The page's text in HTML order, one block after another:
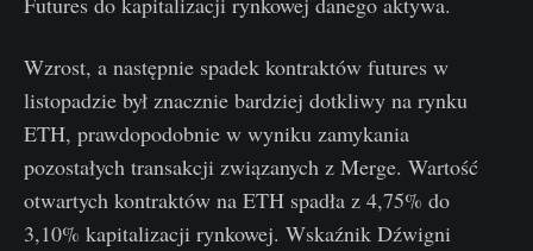
Wzrost, a następnie spadek kontraktów futures w
listopadzie był znacznie bardziej dotkliwy na rynku
ETH, prawdopodobnie w wyniku zamykania
pozostałych transakcji związanych z Merge. Wartość
otwartych kontraktów na ETH spadła z 4,75% do
3,10% kapitalizacji rynkowej. Wskaźnik Dźwigni